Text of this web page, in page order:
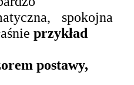
spokojna
przykład
postawy,